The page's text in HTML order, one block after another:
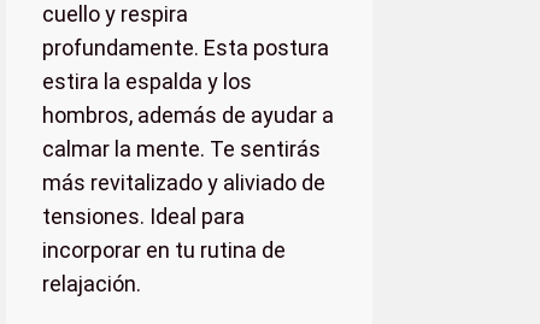
cuello y respira
profundamente. Esta postura
estira la espalda y los
hombros, además de ayudar a
calmar la mente. Te sentirás
más revitalizado y aliviado de
tensiones. Ideal para
incorporar en tu rutina de
relajación.